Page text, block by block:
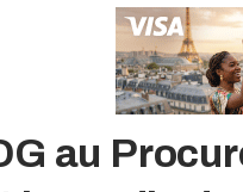
au